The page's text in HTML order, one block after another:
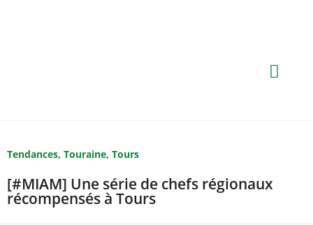
Tendances, Touraine, Tours
[#MIAM] Une série de chefs régionaux
récompensés à Tours